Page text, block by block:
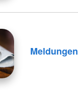
Meldungen